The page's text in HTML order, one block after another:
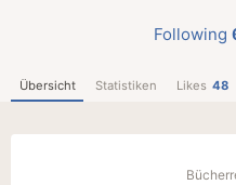
Following
Übersicht Statistiken Likes 48